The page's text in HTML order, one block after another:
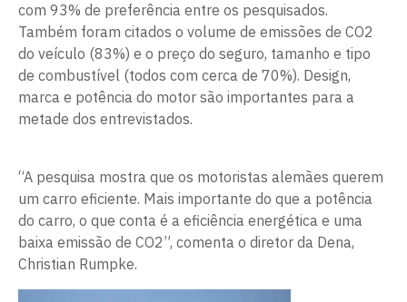
com 93% de preferência entre os pesquisados.
Também foram citados o volume de emissões de CO2
do veículo (83%) e o preço do seguro, tamanho e tipo
de combustível (todos com cerca de 70%). Design,
marca e potência do motor são importantes para a
metade dos entrevistados.
“A pesquisa mostra que os motoristas alemães querem
um carro eficiente. Mais importante do que a potência
do carro, o que conta é a eficiência energética e uma
baixa emissão de CO2”, comenta o diretor da Dena,
Christian Rumpke.